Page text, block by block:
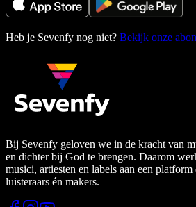
Heb je Sevenfy nog niet? Bekijk onze
Bij Sevenfy geloven we in de kracht van
en dichter bij God te brengen. Daarom
musici, artiesten en labels aan een platform
luisteraars én makers.